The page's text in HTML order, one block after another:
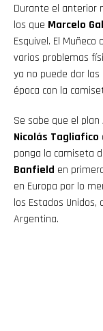
Durante el anterior
los que Marcelo
Esquivel. El Muñeco
varios problemas
ya no puede dar
época con la
Se sabe que el
Nicolás Tagliafico
ponga la camiseta
Banfield en
en Europa por lo
los Estados Unidos,
Argentina.